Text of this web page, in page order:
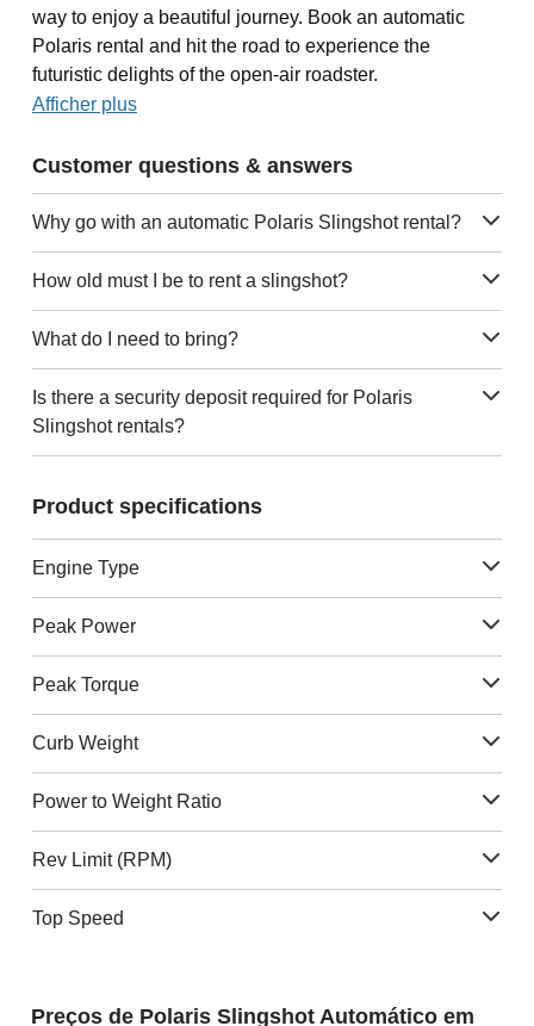
way to enjoy a beautiful journey. Book an automatic
Polaris rental and hit the road to experience the
futuristic delights of the open-air roadster.
Afficher plus
Customer questions & answers
Why go with an automatic Polaris Slingshot rental?
How old must I be to rent a slingshot?
What do I need to bring?
Is there a security deposit required for Polaris
Slingshot rentals?
Product specifications
Engine Type
Peak Power
Peak Torque
Curb Weight
Power to Weight Ratio
Rev Limit (RPM)
Top Speed
Preços de Polaris Slingshot Automático em